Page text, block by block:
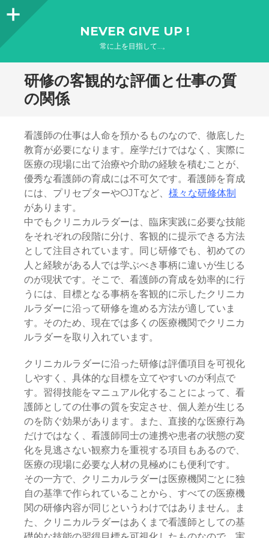
バ
ー
NEVER GIVE UP !
常に上を目指して…。
研修の客観的な評価と仕事の質
の関係
看護師の仕事は人命を預かるものなので、徹底した
教育が必要になります。座学だけではなく、実際に
医療の現場に出て治療や介助の経験を積むことが、
優秀な看護師の育成には不可欠です。看護師を育成
には、プリセプターやOJTなど、 様々な研修体制
があります。
中でもクリニカルラダーは、臨床実践に必要な技能
をそれぞれの段階に分け、客観的に提示できる方法
として注目されています。同じ研修でも、初めての
人と経験がある人では学ぶべき事柄に違いが生じる
のが現状です。そこで、看護師の育成を効率的に行
うには、目標となる事柄を客観的に示したクリニカ
ルラダーに沿って研修を進める方法が適していま
す。そのため、現在では多くの医療機関でクリニカ
ルラダーを取り入れています。
クリニカルラダーに沿った研修は評価項目を可視化
しやすく、具体的な目標を立てやすいのが利点で
す。習得技能をマニュアル化することによって、看
護師としての仕事の質を安定させ、個人差が生じる
のを防ぐ効果があります。また、直接的な医療行為
だけではなく、看護師同士の連携や患者の状態の変
化を見逃さない観察力を重視する項目もあるので、
医療の現場に必要な人材の見極めにも便利です。
その一方で、クリニカルラダーは医療機関ごとに独
自の基準で作られていることから、すべての医療機
関の研修内容が同じというわけではありません。ま
た、クリニカルラダーはあくまで看護師としての基